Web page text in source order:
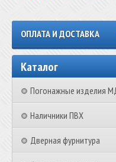
ОПЛАТА И ДОСТАВКА
Каталог
Погонажные изделия
Наличники ПВХ
Дверная фурнитура